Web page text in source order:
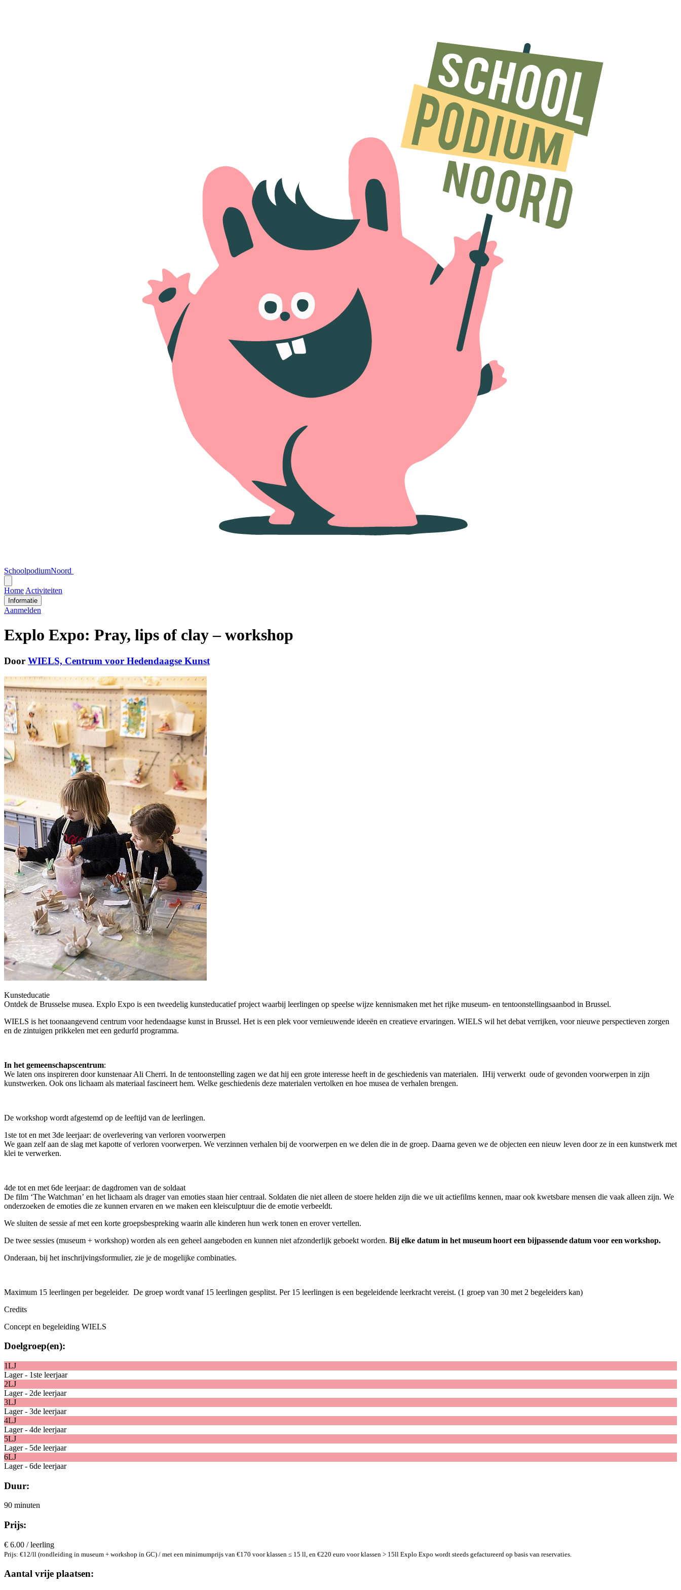
SchoolpodiumNoord
menu
Home Activiteiten
Informatie
Aanmelden
Explo Expo: Pray, lips of clay – workshop
Door WIELS, Centrum voor Hedendaagse Kunst
Kunsteducatie
Ontdek de Brusselse musea. Explo Expo is een tweedelig kunsteducatief project waarbij leerlingen op speelse wijze kennismaken met het rijke museum- en tentoonstellingsaanbod in Brussel.
WIELS is het toonaangevend centrum voor hedendaagse kunst in Brussel. Het is een plek voor vernieuwende ideeën en creatieve ervaringen. WIELS wil het debat verrijken, voor nieuwe perspectieven zorgen
en de zintuigen prikkelen met een gedurfd programma.
In het gemeenschapscentrum:
We laten ons inspireren door kunstenaar Ali Cherri. In de tentoonstelling zagen we dat hij een grote interesse heeft in de geschiedenis van materialen. IHij verwerkt oude of gevonden voorwerpen in zijn
kunstwerken. Ook ons lichaam als materiaal fascineert hem. Welke geschiedenis deze materialen vertolken en hoe musea de verhalen brengen.
De workshop wordt afgestemd op de leeftijd van de leerlingen.
1ste tot en met 3de leerjaar: de overlevering van verloren voorwerpen
We gaan zelf aan de slag met kapotte of verloren voorwerpen. We verzinnen verhalen bij de voorwerpen en we delen die in de groep. Daarna geven we de objecten een nieuw leven door ze in een kunstwerk met
klei te verwerken.
4de tot en met 6de leerjaar: de dagdromen van de soldaat
De film ‘The Watchman’ en het lichaam als drager van emoties staan hier centraal. Soldaten die niet alleen de stoere helden zijn die we uit actiefilms kennen, maar ook kwetsbare mensen die vaak alleen zijn. We
onderzoeken de emoties die ze kunnen ervaren en we maken een kleisculptuur die de emotie verbeeldt.
We sluiten de sessie af met een korte groepsbespreking waarin alle kinderen hun werk tonen en erover vertellen.
De twee sessies (museum + workshop) worden als een geheel aangeboden en kunnen niet afzonderlijk geboekt worden. Bij elke datum in het museum hoort een bijpassendedatum voor een workshop.
Onderaan, bij het inschrijvingsformulier, zie je de mogelijke combinaties.
Maximum 15 leerlingen per begeleider. De groep wordt vanaf 15 leerlingen gesplitst. Per 15 leerlingen is een begeleidende leerkracht vereist. (1 groep van 30 met 2 begeleiders kan)
Credits
Concept en begeleiding WIELS
Doelgroep(en):
1LJ
Lager - 1ste leerjaar
2LJ
Lager - 2de leerjaar
3LJ
Lager - 3de leerjaar
4LJ
Lager - 4de leerjaar
5LJ
Lager - 5de leerjaar
6LJ
Lager - 6de leerjaar
Duur:
90 minuten
Prijs:
€ 6.00 / leerling
Prijs: €12/ll (rondleiding in museum + workshop in GC) / met een minimumprijs van €170 voor klassen ≤ 15 ll, en €220 euro voor klassen > 15ll Explo Expo wordt steeds gefactureerd op basis van reservaties.
Aantal vrije plaatsen: